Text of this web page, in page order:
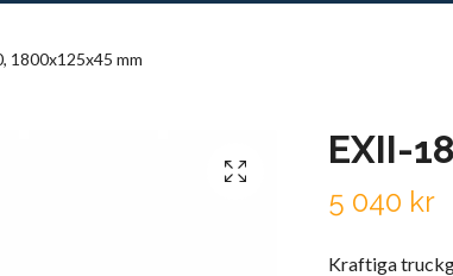
1800x125x45 mm
EXII-
5 040 kr
Kraftiga